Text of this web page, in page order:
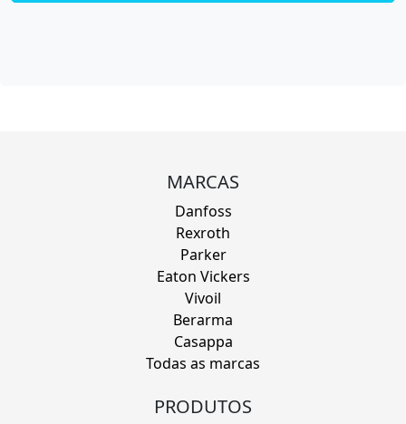
MARCAS
Danfoss
Rexroth
Parker
Eaton Vickers
Vivoil
Berarma
Casappa
Todas as marcas
PRODUTOS